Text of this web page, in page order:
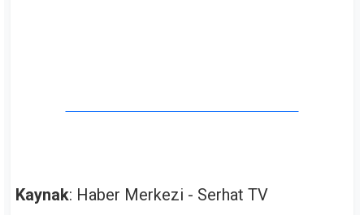
Kaynak: Haber Merkezi - Serhat TV